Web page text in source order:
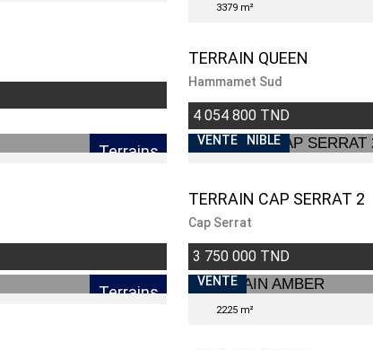
3379 m²
TERRAIN QUEEN
Hammamet Sud
4 054 800 TND
Terrains
INDISPONIBLE
VENTE
TERRAIN CAP SERRAT 2
Cap Serrat
3 750 000 TND
Terrains
VENTE
2225 m²